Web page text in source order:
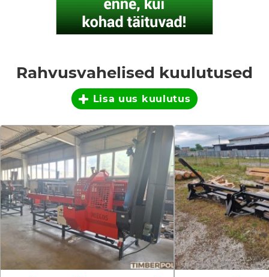
Rahvusvahelised kuulutused
Lisa uus kuulutus